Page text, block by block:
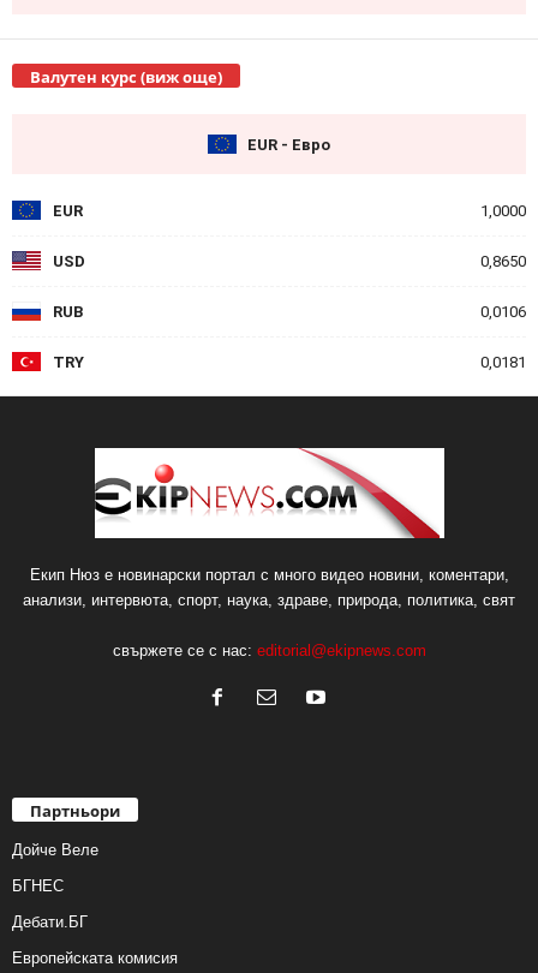
Валутен курс (виж още)
EUR - Евро
EUR 1,0000
USD 0,8650
RUB 0,0106
TRY 0,0181
Екип Нюз е новинарски портал с много видео новини, коментари,
анализи, интервюта, спорт, наука, здраве, природа, политика, свят
свържете се с нас: editorial@ekipnews.com
Партньори
Дойче Веле
БГНЕС
Дебати.БГ
Европейската комисия